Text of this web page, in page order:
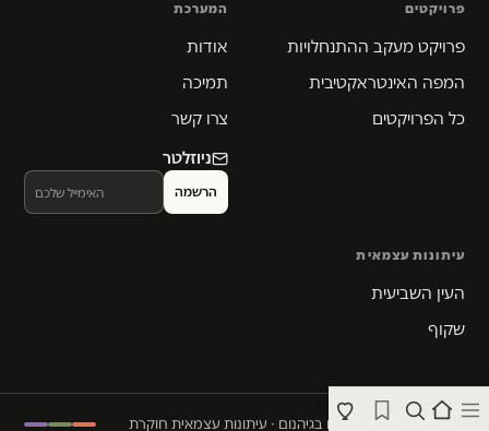
פרויקטים
פרויקט מעקב ההתנחלויות
המפה האינטראקטיבית
כל הפרויקטים
המערכת
אודות
תמיכה
צרו קשר
ניוזלטר
עיתונות עצמאית
העין השביעית
שקוף
© 2026 המקום הכי חם בגיהנום · עיתונות עצמאית חוקרת